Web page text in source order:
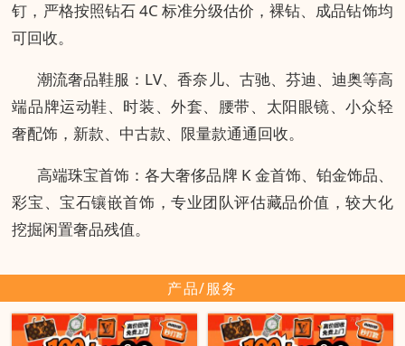
钉，严格按照钻石 4C 标准分级估价，裸钻、成品钻饰均
可回收。
潮流奢品鞋服：LV、香奈儿、古驰、芬迪、迪奥等高
端品牌运动鞋、时装、外套、腰带、太阳眼镜、小众轻
奢配饰，新款、中古款、限量款通通回收。
高端珠宝首饰：各大奢侈品牌 K 金首饰、铂金饰品、
彩宝、宝石镶嵌首饰，专业团队评估藏品价值，较大化
挖掘闲置奢品残值。
产品/服务